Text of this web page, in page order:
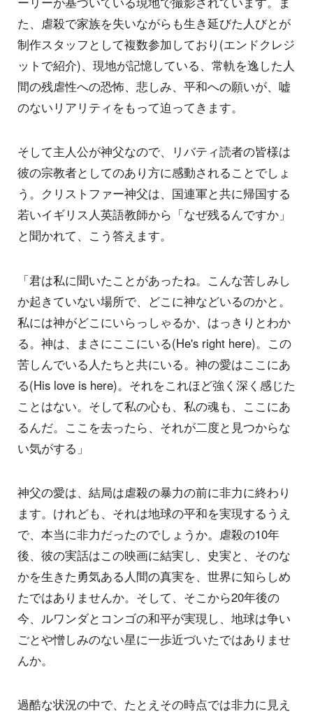
た、虐殺で家族を失いながらも生き延びた人びとが
制作スタッフとして複数参加しており(エンドクレジ
ットで紹介)、現地が記憶している、常軌を逸した人
間の残虐性への恐怖、悲しみ、平和への願いが、嘘
のないリアリティをもって迫ってきます。
そして主人公が神父なので、リバティ読者の皆様は
彼の宗教者としてのあり方に感動されることでしょ
う。クリストファー神父は、国連軍と共に帰国する
若いイギリス人英語教師から「なぜ残るんですか」
と聞かれて、こう答えます。
「君は私に聞いたことがあったね。こんな苦しみし
か起きていない場所で、どこに神などいるのかと。
私には神がどこにいらっしゃるか、はっきりとわか
る。神は、まさにここにいる(He's right here)。この
苦しんでいる人たちと共にいる。神の愛はここにあ
る(His love is here)。それをこれほど強く深く感じた
ことはない。そして私の心も、私の魂も、ここにあ
るんだ。ここを去ったら、それが二度と見つからな
い気がする」
神父の愛は、結局は虐殺の暴力の前に非力に終わり
ます。けれども、それは地球の平和を実現するうえ
で、本当に非力だったのでしょうか。虐殺の10年
後、彼の実話はこの映画に結実し、史実と、そのな
かを生きた勇気ある人間の真実を、世界に知らしめ
たではありませんか。そして、そこから20年後の
今、ルワンダとコンゴの和平が実現し、地球は争い
ごとや憎しみのない星に一歩近づいたではありませ
んか。
過酷な状況の中で、たとえその時点では非力に見え